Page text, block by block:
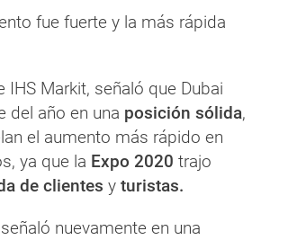
fue fuerte y la más rápida
Markit, señaló que Dubai
del año en una posición sólida,
el aumento más rápido en
ya que la Expo 2020 trajo
de clientes y turistas.
nuevamente en una